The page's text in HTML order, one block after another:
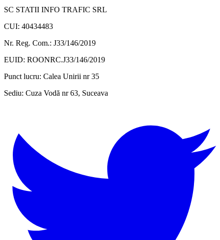
SC STATII INFO TRAFIC SRL
CUI: 40434483
Nr. Reg. Com.: J33/146/2019
EUID: ROONRC.J33/146/2019
Punct lucru: Calea Unirii nr 35
Sediu: Cuza Vodă nr 63, Suceava